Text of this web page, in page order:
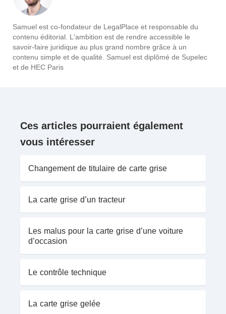
Samuel est co-fondateur de LegalPlace et responsable du
contenu éditorial. L'ambition est de rendre accessible le
savoir-faire juridique au plus grand nombre grâce à un
contenu simple et de qualité. Samuel est diplômé de Supelec
et de HEC Paris
Ces articles pourraient également
vous intéresser
Changement de titulaire de carte grise
La carte grise d’un tracteur
Les malus pour la carte grise d’une voiture
d’occasion
Le contrôle technique
La carte grise gelée